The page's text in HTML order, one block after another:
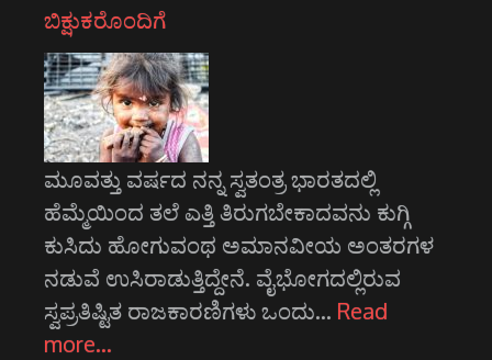
ಬಿಕ್ಷುಕರೊಂದಿಗೆ
ಮೂವತ್ತು ವರ್ಷದ ನನ್ನ ಸ್ವತಂತ್ರ ಭಾರತದಲ್ಲಿ
ಹೆಮ್ಮೆಯಿಂದ ತಲೆ ಎತ್ತಿ ತಿರುಗಬೇಕಾದವನು ಕುಗ್ಗಿ
ಕುಸಿದು ಹೋಗುವಂಥ ಅಮಾನವೀಯ ಅಂತರಗಳ
ನಡುವೆ ಉಸಿರಾಡುತ್ತಿದ್ದೇನೆ. ವೈಭೋಗದಲ್ಲಿರುವ
ಸ್ವಪ್ರತಿಷ್ಟಿತ ರಾಜಕಾರಣಿಗಳು ಒಂದು… Read
more…